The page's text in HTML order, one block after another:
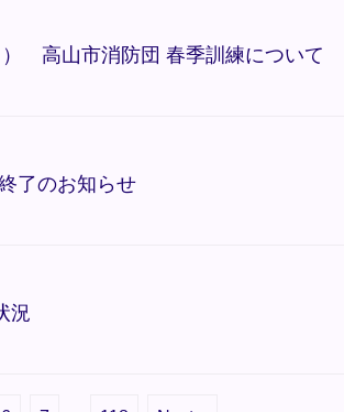
） 高山市消防団 春季訓練について
了のお知らせ
況